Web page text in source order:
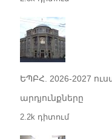
ԵՊԲՀ. 2026-2027
արդյունքները
2.2k դիտում